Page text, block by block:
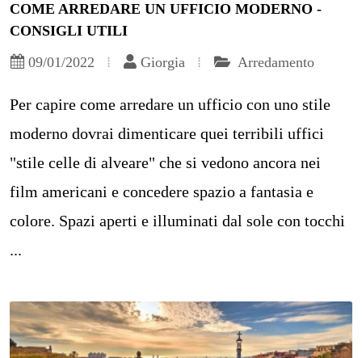
COME ARREDARE UN UFFICIO MODERNO -
CONSIGLI UTILI
09/01/2022
Giorgia Arredamento
Per capire come arredare un ufficio con uno stile
moderno dovrai dimenticare quei terribili uffici
"stile celle di alveare" che si vedono ancora nei
film americani e concedere spazio a fantasia e
colore. Spazi aperti e illuminati dal sole con tocchi
...